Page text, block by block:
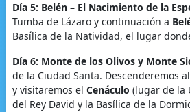
Día 5: Belén – El Nacimiento de la
Tumba de Lázaro y continuación a
Basílica de la Natividad, el lugar
Día 6: Monte de los Olivos y Monte
de la Ciudad Santa. Descenderemos
y visitaremos el Cenáculo (lugar de la
del Rey David y la Basílica de la